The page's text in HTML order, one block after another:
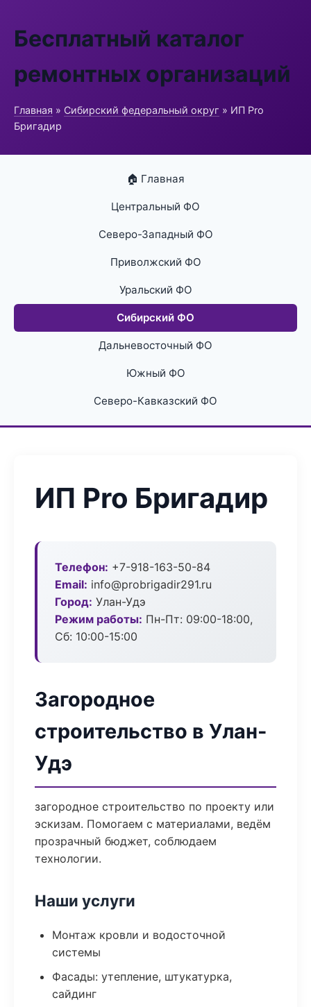
Бесплатный каталог
ремонтных организаций
Главная » Сибирский федеральный округ » ИП Pro
Бригадир
🏠 Главная
Центральный ФО
Северо-Западный ФО
Приволжский ФО
Уральский ФО
Сибирский ФО
Дальневосточный ФО
Южный ФО
Северо-Кавказский ФО
ИП Pro Бригадир
Телефон: +7-918-163-50-84
Email: info@probrigadir291.ru
Город: Улан-Удэ
Режим работы: Пн-Пт: 09:00-18:00,
Сб: 10:00-15:00
Загородное
строительство в Улан-
Удэ
загородное строительство по проекту или
эскизам. Помогаем с материалами, ведём
прозрачный бюджет, соблюдаем
технологии.
Наши услуги
Монтаж кровли и водосточной
системы
Фасады: утепление, штукатурка,
сайдинг